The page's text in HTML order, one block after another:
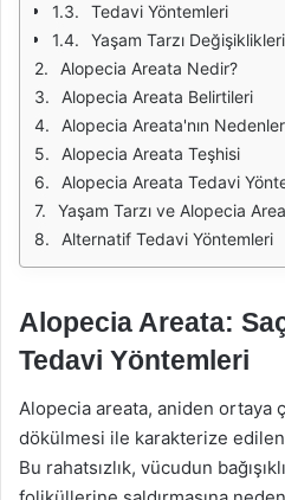
Tedavi Yöntemleri
Yaşam Tarzı
Alopecia Areata Nedir?
Alopecia Areata Belirtileri
Alopecia Areata'nın
Alopecia Areata Teşhisi
Alopecia Areata Tedavi
Yaşam Tarzı ve Alopecia
Alternatif Tedavi Yöntemleri
Alopecia Areata:
Tedavi Yöntemleri
Alopecia areata, aniden ortaya
dökülmesi ile karakterize
Bu rahatsızlık, vücudun